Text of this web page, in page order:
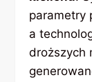
parametry
a
droższych